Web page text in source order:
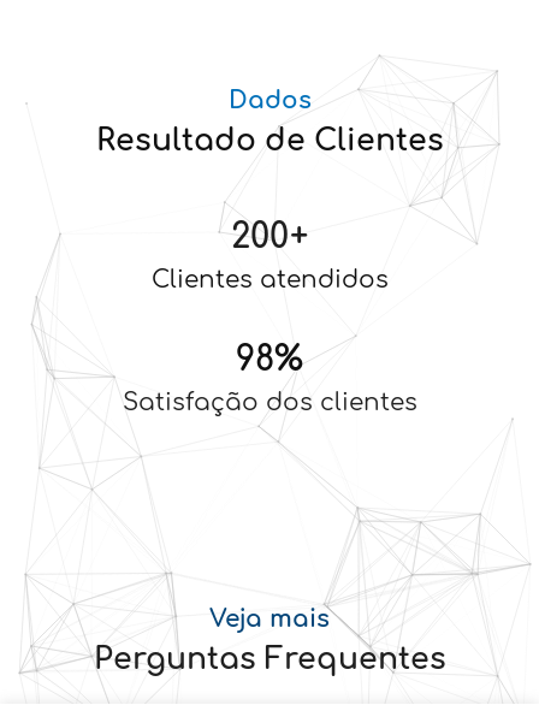
Dados
Resultado de Clientes
200+
Clientes atendidos
98%
Satisfação dos clientes
Veja mais
Perguntas Frequentes